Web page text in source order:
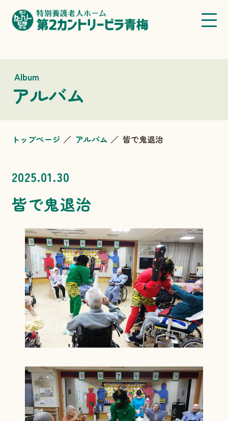
Album
アルバム
トップページ アルバム 皆で鬼退治
2025.01.30
皆で鬼退治